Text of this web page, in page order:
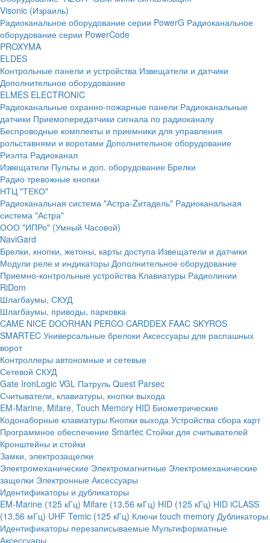
Visonic (Израиль)
Радиоканальное оборудование серии PowerG Радиоканальное
оборудование серии PowerCode
PROXYMA
ELDES
Контрольные панели и устройства Извещатели и датчики
Дополнительное оборудование
ELMES ELECTRONIC
Радиоканальные охранно-пожарные панели Радиоканальные
датчики Приемопередатчики сигнала по радиоканалу
Беспроводные комплекты и приемники для управления
рольставнями и воротами Дополнительное оборудование
Риэлта Радиоканал
Извещатели Пульты и доп. оборудование Брелки
Радио тревожные кнопки
НТЦ "ТЕКО"
Радиоканальная система "Астра-Zитадель" Радиоканальная
система "Астра"
ООО "ИПРо" (Умный Часовой)
NaviGard
Брелки, кнопки, жетоны, карты доступа Извещатели и датчики
Модули реле и индикаторы Дополнительное оборудование
Приемно-контрольные устройства Клавиатуры Радиолинии
RiDom
Шлагбаумы, СКУД
Шлагбаумы, приводы, парковка
CAME NICE DOORHAN PERCO CARDDEX FAAC SKYROS
SMARTEC Универсальные брелоки Аксессуары для распашных
ворот
Контроллеры автономные и сетевые
Сетевой СКУД
Gate IronLogic VGL Патруль Quest Parsec
Считыватели, клавиатуры, кнопки выхода
EM-Marine, Mifare, Touch Memory HID Биометрические
Кодонаборные клавиатуры Кнопки выхода Устройства сбора карт
Программное обеспечение Smartec Стойки для считывателей
Кронштейны и стойки
Замки, электрозащелки
Электромеханические Электромагнитные Электромеханические
защелки Электронные Аксессуары
Идентификаторы и дубликаторы
EM-Marine (125 кГц) Mifare (13,56 мГц) HID (125 кГц) HID iCLASS
(13,56 мГц) UHF Temic (125 кГц) Ключи touch memory Дубликаторы
Идентификаторы перезаписываемые Мультиформатные
Аксессуары